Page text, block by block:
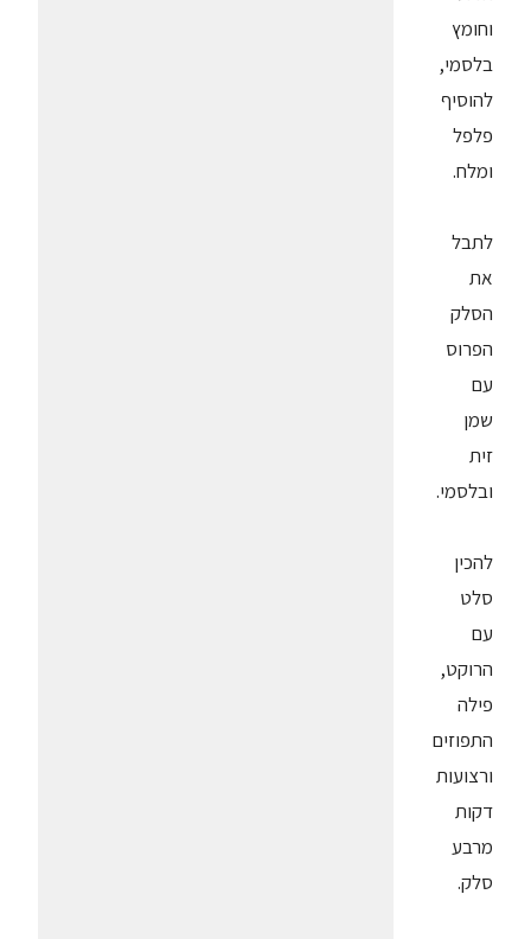
וחומץ
בלסמי,
להוסיף
פלפל
ומלח.
לתבל
את
הסלק
הפרוס
עם
שמן
זית
ובלסמי.
להכין
סלט
עם
הרוקט,
פילה
התפוזים
ורצועות
דקות
מרבע
סלק.